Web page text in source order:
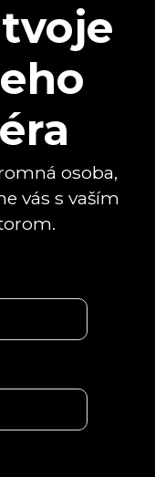
osoba,
vás s vaším